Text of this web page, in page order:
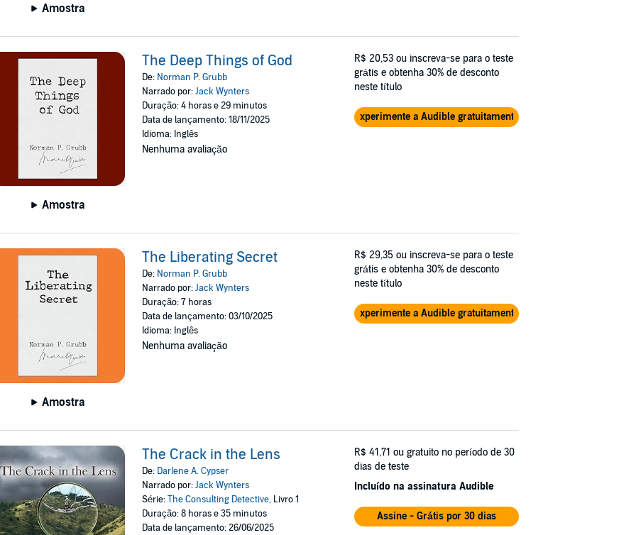
Amostra
Amostra
The Deep Things of God
De: Norman P. Grubb
Narrado por:Jack Wynters
Duração: 4 horas e 29 minutos
Data de lançamento: 18/11/2025
Idioma: Inglês
Nenhuma avaliação
R$ 20,53 ou inscreva-se para o teste
grátis e obtenha 30% de desconto
neste título
Experimente a Audible gratuitamente
Amostra
The Liberating Secret
De: Norman P. Grubb
Narrado por:Jack Wynters
Duração: 7 horas
Data de lançamento: 03/10/2025
Idioma: Inglês
Nenhuma avaliação
R$ 29,35 ou inscreva-se para o teste
grátis e obtenha 30% de desconto
neste título
Experimente a Audible gratuitamente
The Crack in the Lens
De: Darlene A. Cypser
Narrado por:Jack Wynters
Série:The Consulting Detective, Livro 1
Duração: 8 horas e 35 minutos
Data de lançamento: 26/06/2025
R$ 41,71 ou gratuito no período de 30
dias de teste
Incluído na assinatura Audible
Assine - Grátis por 30 dias